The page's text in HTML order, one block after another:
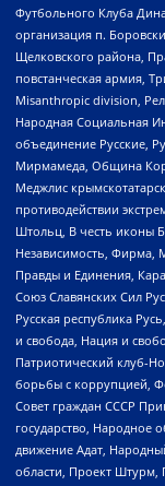
Футбольного Клуба
организация п.
Щелковского района,
повстанческая армия,
Misanthropic division,
Народная Социальная
объединение Русские,
Мирмамеда, Община
Меджлис
противодействии
Штольц, В честь иконы
Независимость, Фирма,
Правды и Единения,
Союз Славянских Сил
Русская республика
и свобода, Нация и
Патриотический клуб-
борьбы с коррупцией,
Совет граждан СССР
государство, Народное
движение Адат,
области, Проект Штурм,